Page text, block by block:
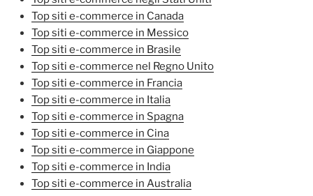
Top siti e-commerce in Canada
Top siti e-commerce in Messico
Top siti e-commerce in Brasile
Top siti e-commerce nel Regno Unito
Top siti e-commerce in Francia
Top siti e-commerce in Italia
Top siti e-commerce in Spagna
Top siti e-commerce in Cina
Top siti e-commerce in Giappone
Top siti e-commerce in India
Top siti e-commerce in Australia